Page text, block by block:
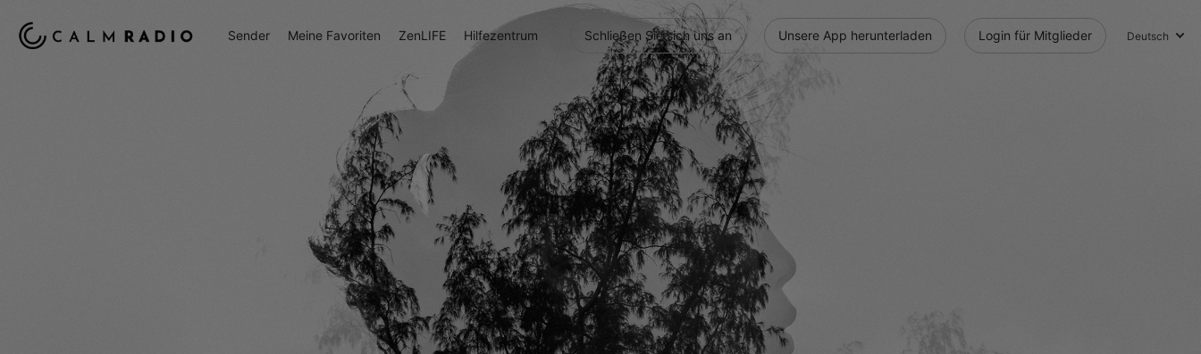
Sender Meine Favoriten ZenLIFE Hilfezentrum Schließen Sie sich uns an Unsere App herunterladen Login für Mitglieder Deutsch